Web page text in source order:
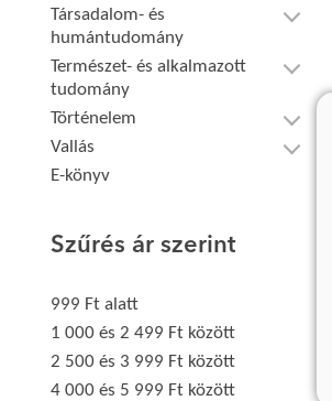
Társadalom- és
humántudomány
Természet- és alkalmazott
tudomány
Történelem
Vallás
E-könyv
Szűrés ár szerint
999 Ft alatt
1 000 és 2 499 Ft között
2 500 és 3 999 Ft között
4 000 és 5 999 Ft között